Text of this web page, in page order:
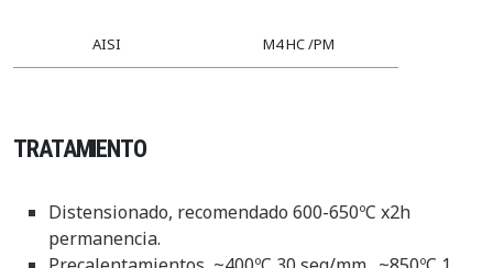
AISI M4 HC /PM
TRATAMIENTO
Distensionado, recomendado 600-650ºC x2h
permanencia.